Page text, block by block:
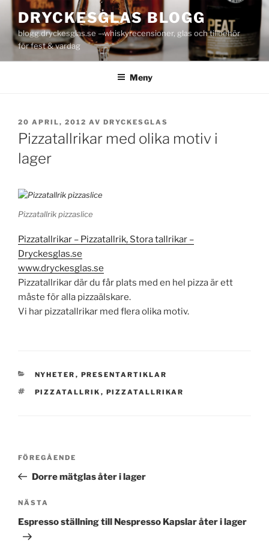
innehåll
DRYCKESGLAS BLOGG
blogg.dryckesglas.se – whiskyrecensioner, glas och tillbehör
för fest & vardag
Meny
PUBLICERAT
20 APRIL, 2012 AV DRYCKESGLAS
Pizzatallrikar med olika motiv i
lager
Pizzatallrik pizzaslice
Pizzatallrikar – Pizzatallrik, Stora tallrikar –
Dryckesglas.se
www.dryckesglas.se
Pizzatallrikar där du får plats med en hel pizza är ett
måste för alla pizzaälskare.
Vi har pizzatallrikar med flera olika motiv.
KATEGORIER
NYHETER , PRESENTARTIKLAR
TAGGAR
PIZZATALLRIK , PIZZATALLRIKAR
Inläggsnavigering
Föregående
inlägg
FÖREGÅENDE
Dorre mätglas åter i lager
Nästa
inlägg
NÄSTA
Espresso ställning till Nespresso Kapslar åter i lager